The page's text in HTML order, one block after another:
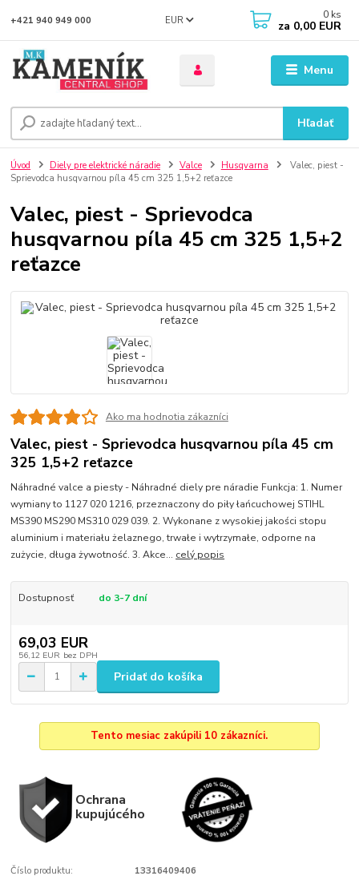
Menu
EUR
Hľadať
+421 940 949 000 0 ks
za 0,00 EUR
Úvod Diely pre elektrické náradie Valce Husqvarna
Valec, piest -
Sprievodca husqvarnou píla 45 cm 325 1,5+2 reťazce
Valec, piest - Sprievodca
husqvarnou píla 45 cm 325 1,5+2
reťazce
Ako ma hodnotia zákazníci
Valec, piest - Sprievodca husqvarnou píla 45 cm
325 1,5+2 reťazce
Náhradné valce a piesty - Náhradné diely pre náradie Funkcja: 1. Numer
wymiany to 1127 020 1216, przeznaczony do piły łańcuchowej STIHL
MS390 MS290 MS310 029 039. 2. Wykonane z wysokiej jakości stopu
aluminium i materiału żelaznego, trwałe i wytrzymałe, odporne na
zużycie, długa żywotność. 3. Akce... celý popis
Dostupnosť do 3-7 dní
69,03 EUR
56,12 EUR bez DPH
Pridať do košíka
Tento mesiac zakúpili 10 zákazníci.
Ochrana
kupujúcého
Číslo produktu: 13316409406